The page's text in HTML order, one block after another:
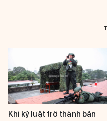
Khi kỷ luật trở thành bản